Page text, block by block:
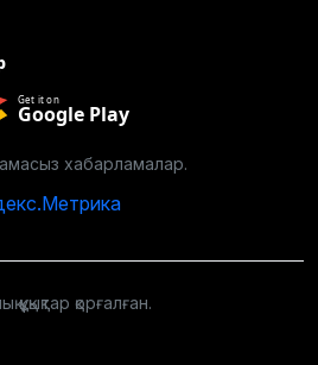
Get it on
Google Play
хабарламалар.
құқықтар қорғалған.